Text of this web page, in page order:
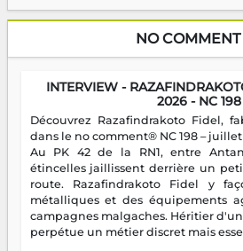
NO COMMENT
INTERVIEW -
2026 - NC 198
Découvrez Razafindrakoto Fidel,
dans le no comment® NC 198 – juillet
Au PK 42 de la RN1, entre
étincelles jaillissent derrière un
route. Razafindrakoto Fidel y
métalliques et des équipements
campagnes malgaches. Héritier
perpétue un métier discret mais